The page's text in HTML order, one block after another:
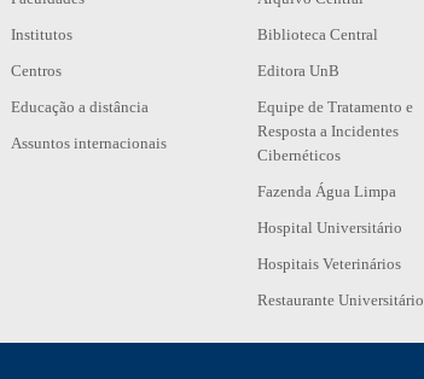
Institutos
Centros
Educação a distância
Assuntos internacionais
Biblioteca Central
Editora UnB
Equipe de Tratamento e
Resposta a Incidentes
Cibernéticos
Fazenda Água Limpa
Hospital Universitário
Hospitais Veterinários
Restaurante Universitário